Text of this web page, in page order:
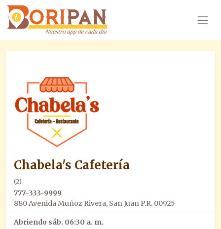
Chabela's Cafetería
(2)
777-333-9999
880 Avenida Muñoz Rivera, San Juan P.R. 00925
Abriendo sáb. 06:30 a. m.